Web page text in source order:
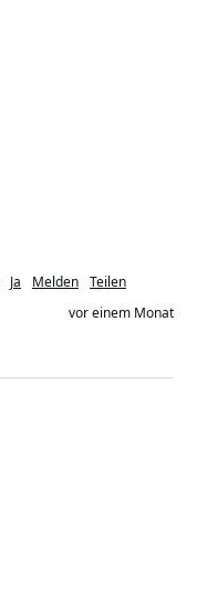
Ja Melden Teilen
vor einem Monat